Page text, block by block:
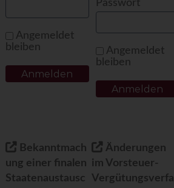
Angemeldet
bleiben
Passwort
Angemeldet
bleiben
Bekanntmach
ung einer finalen
Staatenaustausc
Änderungen
im Vorsteuer-
Vergütungsverfa